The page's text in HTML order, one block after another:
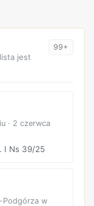
jest
99+
· 2 czerwca
I Ns 39/25
Podgórza w